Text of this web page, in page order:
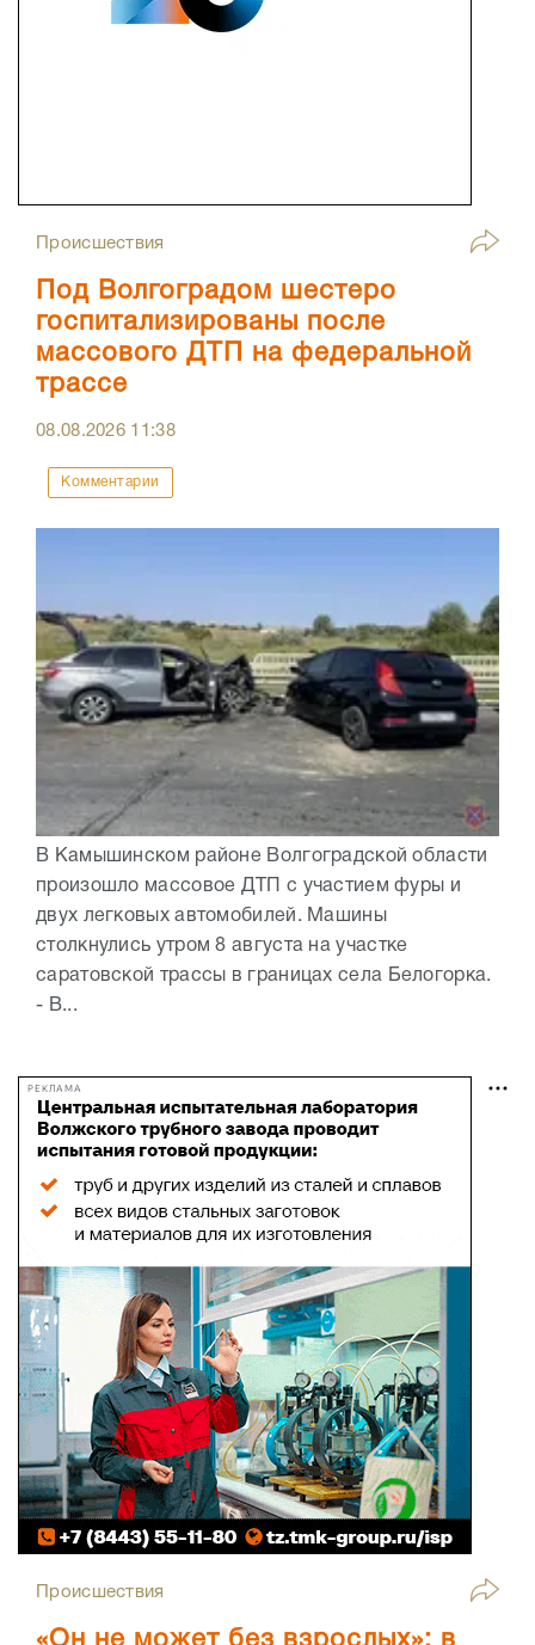
Происшествия
Под Волгоградом шестеро
госпитализированы после
массового ДТП на федеральной
трассе
08.08.2026 11:38
Комментарии
В Камышинском районе Волгоградской области
произошло массовое ДТП с участием фуры и
двух легковых автомобилей. Машины
столкнулись утром 8 августа на участке
саратовской трассы в границах села Белогорка.
- В...
РЕКЛАМА
Происшествия